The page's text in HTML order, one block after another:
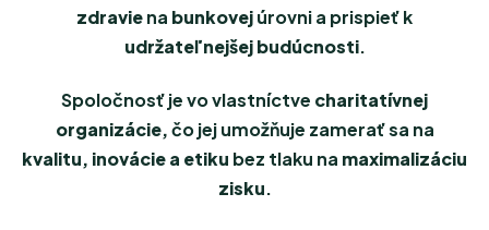
zdraviena bunkovejúrovni a prispieť k
udržateľnejšej budúcnosti.
Spoločnosť je vo vlastníctve charitatívnej
organizácie,čo jej umožňuje zamerať sa na
kvalitu, inovácie a etiku bez tlaku na maximalizáciu
zisku.